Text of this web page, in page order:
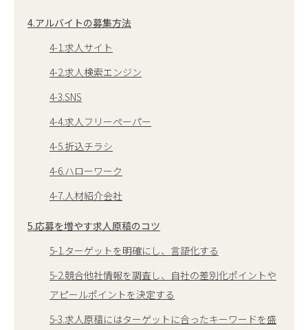
4.アルバイトの募集方法
4-1.求人サイト
4-2.求人検索エンジン
4-3.SNS
4-4.求人フリーペーパー
4-5.折込チラシ
4-6.ハローワーク
4-7.人材紹介会社
5.応募を増やす求人原稿のコツ
5-1.ターゲットを明確にし、言語化する
5-2.競合他社情報を調査し、自社の差別化ポイントや
アピールポイントを決定する
5-3.求人原稿にはターゲットに合ったキーワードを盛